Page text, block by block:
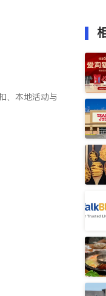
、本地活动与